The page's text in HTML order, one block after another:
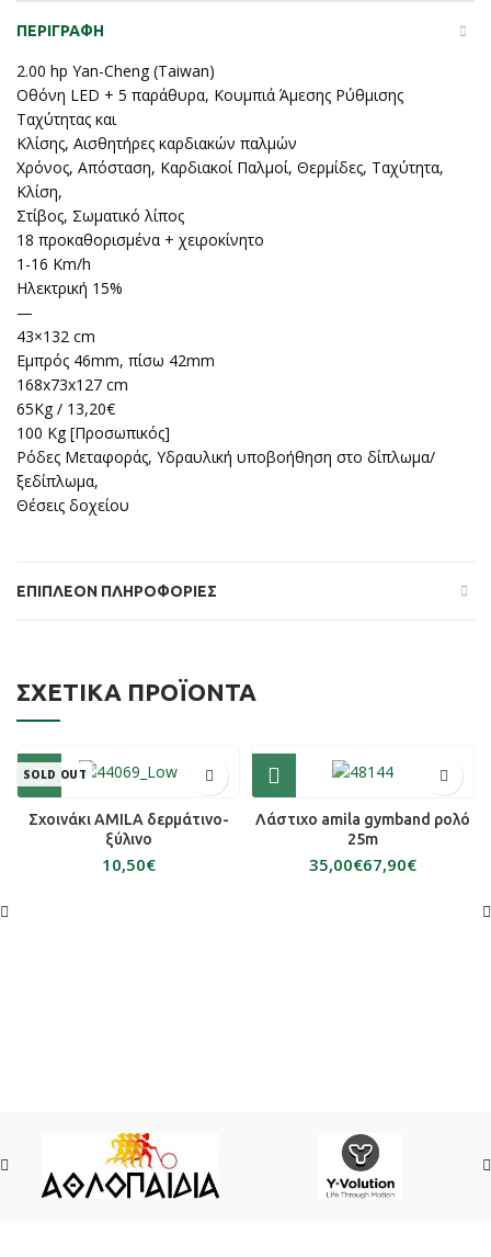
ΠΕΡΙΓΡΑΦΉ
2.00 hp Yan-Cheng (Taiwan)
Οθόνη LED + 5 παράθυρα, Κουμπιά Άμεσης Ρύθμισης
Ταχύτητας και
Κλίσης, Αισθητήρες καρδιακών παλμών
Χρόνος, Απόσταση, Καρδιακοί Παλμοί, Θερμίδες, Ταχύτητα,
Κλίση,
Στίβος, Σωματικό λίπος
18 προκαθορισμένα + χειροκίνητο
1-16 Km/h
Ηλεκτρική 15%
—
43×132 cm
Εμπρός 46mm, πίσω 42mm
168x73x127 cm
65Kg / 13,20€
100 Kg [Προσωπικός]
Ρόδες Μεταφοράς, Υδραυλική υποβοήθηση στο δίπλωμα/
ξεδίπλωμα,
Θέσεις δοχείου
ΕΠΙΠΛΈΟΝ ΠΛΗΡΟΦΟΡΊΕΣ
ΣΧΕΤΙΚΆ ΠΡΟΪΌΝΤΑ
SOLD OUT
Σχοινάκι AMILA δερμάτινο-
ξύλινο
€
Λάστιχο amila gymband ρολό
25m
€ €